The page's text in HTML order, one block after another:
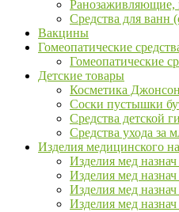
Средства для ванн
Вакцины
Гомеопатические
Гомеопатические
Детские товары
Косметика Джонсон
Соски пустышки
Средства детской
Средства ухода за
Изделия медицинского
Изделия мед
Изделия мед
Изделия мед
Изделия мед